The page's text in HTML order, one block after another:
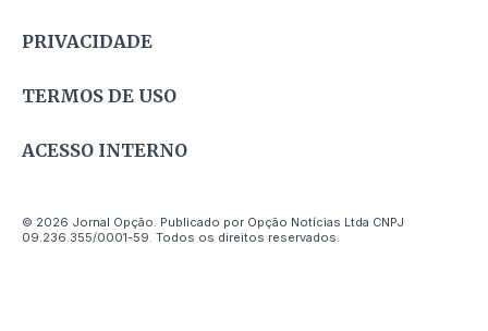
PRIVACIDADE
TERMOS DE USO
ACESSO INTERNO
© 2026 Jornal Opção. Publicado por Opção Notícias Ltda CNPJ
09.236.355/0001-59. Todos os direitos reservados.